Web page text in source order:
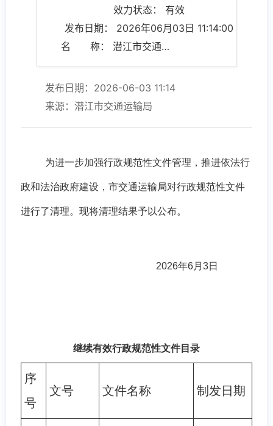
效力状态： 有效
发布日期： 2026年06月03日 11:14:00
名 称： 潜江市交通运输局关于规范性文件清理结果的公示
发布日期：2026-06-03 11:14
来源：潜江市交通运输局
为进一步加强行政规范性文件管理，推进依法行
政和法治政府建设，市交通运输局对行政规范性文件
进行了清理。现将清理结果予以公布。
2026年6月3日
继续有效行政规范性文件目录
序
号
文号 文件名称 制发日期